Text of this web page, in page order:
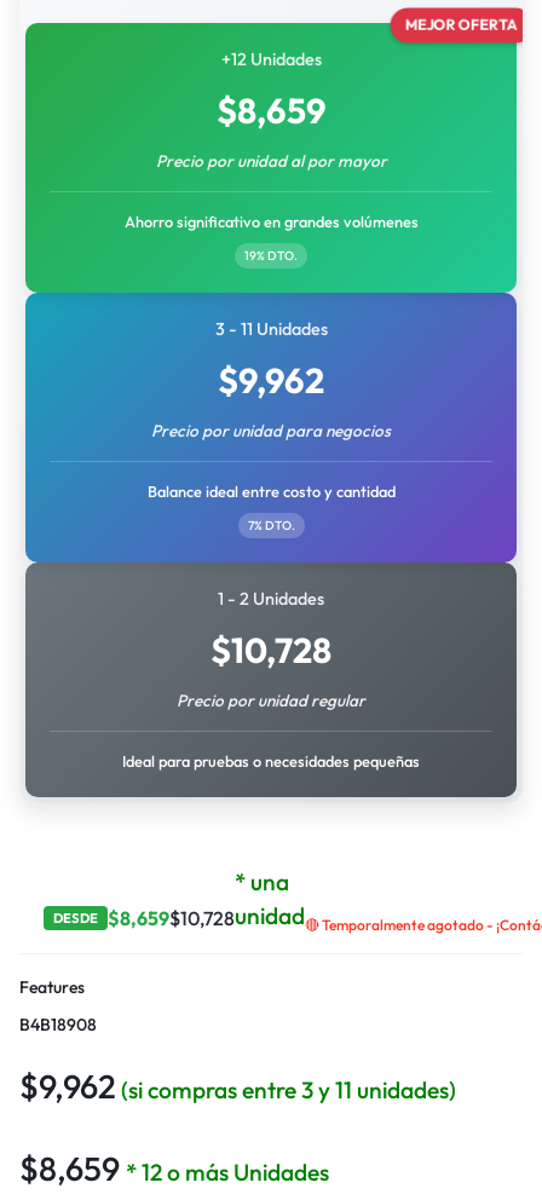
MEJOR OFERTA
+12 Unidades
$8,659
Precio por unidad al por mayor
Ahorro significativo en grandes volúmenes
19% DTO.
3 - 11 Unidades
$9,962
Precio por unidad para negocios
Balance ideal entre costo y cantidad
7% DTO.
1 - 2 Unidades
$10,728
Precio por unidad regular
Ideal para pruebas o necesidades pequeñas
DESDE $8,659$10,728
* una
unidad🔴 Temporalmente agotado -
Features
B4B18908
$9,962 (si compras entre 3 y 11 unidades)
$8,659 * 12 o más Unidades